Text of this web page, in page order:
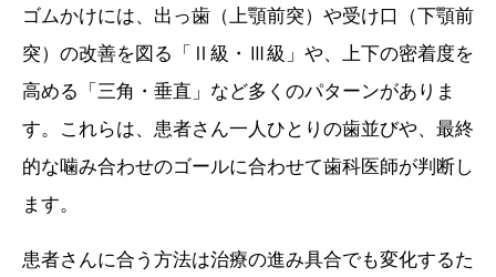
ゴムかけには、出っ歯（上顎前突）や受け口（下顎前
突）の改善を図る「Ⅱ級・Ⅲ級」や、上下の密着度を
高める「三角・垂直」など多くのパターンがありま
す。これらは、患者さん一人ひとりの歯並びや、最終
的な噛み合わせのゴールに合わせて歯科医師が判断し
ます。
患者さんに合う方法は治療の進み具合でも変化するた